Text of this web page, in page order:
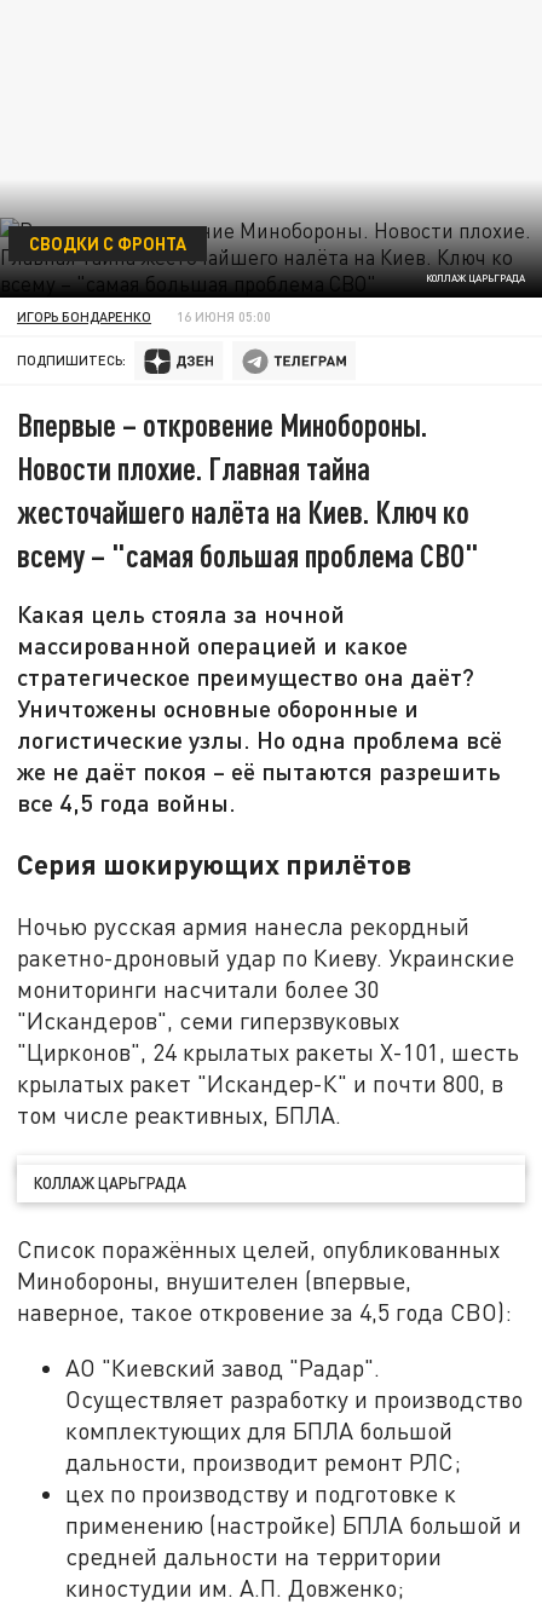
КОЛЛАЖ ЦАРЬГРАДА
СВОДКИ С ФРОНТА
ИГОРЬ БОНДАРЕНКО 16 ИЮНЯ 05:00
ПОДПИШИТЕСЬ:
Впервые – откровение Минобороны.
Новости плохие. Главная тайна
жесточайшего налёта на Киев. Ключ ко
всему – "самая большая проблема СВО"
Какая цель стояла за ночной
массированной операцией и какое
стратегическое преимущество она даёт?
Уничтожены основные оборонные и
логистические узлы. Но одна проблема всё
же не даёт покоя – её пытаются разрешить
все 4,5 года войны.
Серия шокирующих прилётов
Ночью русская армия нанесла рекордный
ракетно-дроновый удар по Киеву. Украинские
мониторинги насчитали более 30
"Искандеров", семи гиперзвуковых
"Цирконов", 24 крылатых ракеты Х-101, шесть
крылатых ракет "Искандер-К" и почти 800, в
том числе реактивных, БПЛА.
КОЛЛАЖ ЦАРЬГРАДА
Список поражённых целей, опубликованных
Минобороны, внушителен (впервые,
наверное, такое откровение за 4,5 года СВО):
АО "Киевский завод "Радар".
Осуществляет разработку и производство
комплектующих для БПЛА большой
дальности, производит ремонт РЛС;
цех по производству и подготовке к
применению (настройке) БПЛА большой и
средней дальности на территории
киностудии им. А.П. Довженко;